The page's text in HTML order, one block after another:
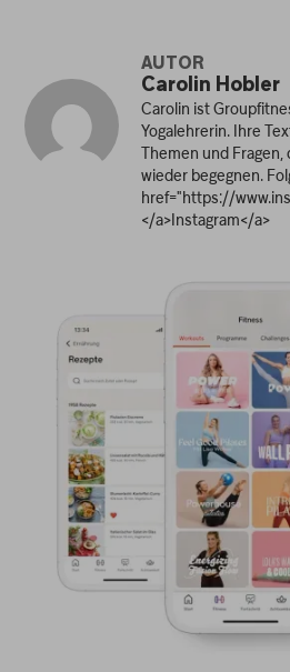
AUTOR
Carolin Hobler
Carolin ist
Yogalehrerin. Ihre
Themen und Fragen,
wieder begegnen.
href="https://
</a>Instagram</a>